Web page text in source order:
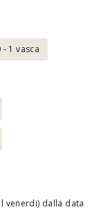
1 vasca
venerdi) dalla data